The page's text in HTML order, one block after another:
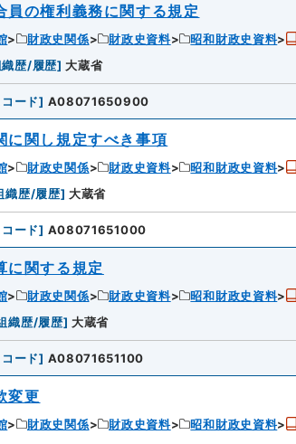
員の権利義務に関する規定
財政史関係 財政史資料 昭和財政史資料
織歴/履歴] 大蔵省
ード] A08071650900
に関し規定すべき事項
財政史関係 財政史資料 昭和財政史資料
織歴/履歴] 大蔵省
ード] A08071651000
に関する規定
財政史関係 財政史資料 昭和財政史資料
織歴/履歴] 大蔵省
ード] A08071651100
変更
財政史関係 財政史資料 昭和財政史資料